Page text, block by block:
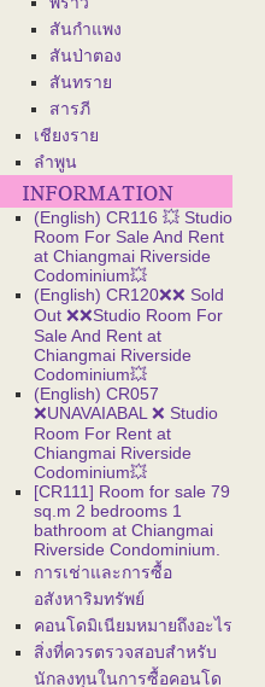
สันกำแพง
สันป่าตอง
สันทราย
สารภี
เชียงราย
ลำพูน
(English) CR116 💥 Studio
Room For Sale And Rent
at Chiangmai Riverside
Codominium💥
(English) CR120❌❌ Sold
Out ❌❌Studio Room For
Sale And Rent at
Chiangmai Riverside
Codominium💥
(English) CR057
❌UNAVAIABAL ❌ Studio
Room For Rent at
Chiangmai Riverside
Codominium💥
[CR111] Room for sale 79
sq.m 2 bedrooms 1
bathroom at Chiangmai
Riverside Condominium.
การเช่าและการซื้อ
อสังหาริมทรัพย์
คอนโดมิเนียมหมายถึงอะไร
สิ่งที่ควรตรวจสอบสำหรับ
นักลงทุนในการซื้อคอนโด